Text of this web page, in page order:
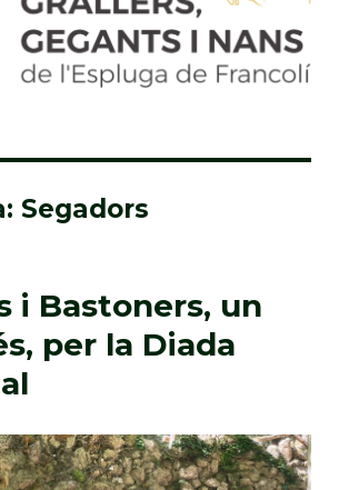
Segadors
i Bastoners, un
per la Diada